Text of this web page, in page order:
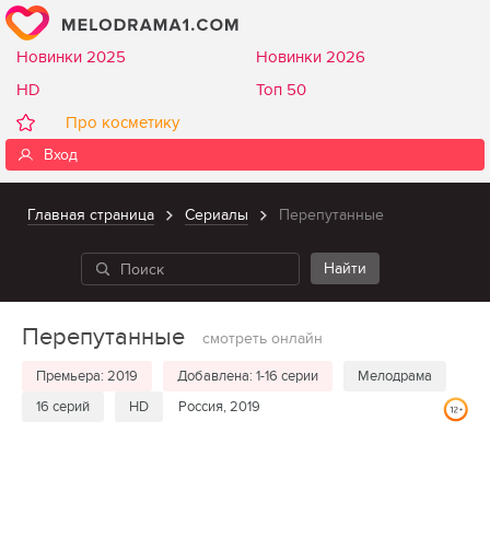
Новинки 2025
Новинки 2026
HD
Топ 50
Про косметику
Вход
Главная страница Сериалы Перепутанные
Перепутанные смотреть онлайн
Премьера: 2019 Добавлена: 1-16 серии
Мелодрама
16 серий
HD Россия, 2019